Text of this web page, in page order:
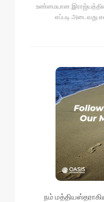
உண்மையான
எப்படி அடைவது
நம்